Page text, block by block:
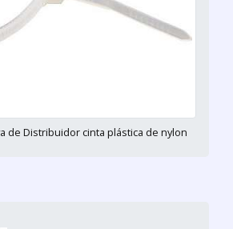
de Distribuidor cinta plástica de nylon